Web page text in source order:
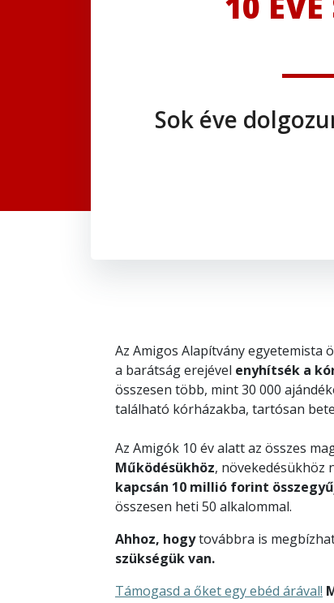
Sok éve
Az Amigos Alapítvány egyetemista
a barátság erejével enyhítsék a
összesen több, mint 30 000
található kórházakba, tartósan
Az Amigók 10 év alatt az összes
Működésükhöz, növekedésükhöz
kapcsán 10 millió forint
összesen heti 50 alkalommal.
Ahhoz, hogytovábbra is
szükségük van.
Támogasd a őket egy ebéd árával!